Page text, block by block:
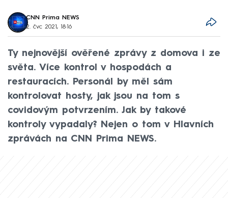
CNN Prima NEWS
2. čvc 2021, 18:16
Ty nejnovější ověřené zprávy z domova i ze
světa. Více kontrol v hospodách a
restauracích. Personál by měl sám
kontrolovat hosty, jak jsou na tom s
covidovým potvrzením. Jak by takové
kontroly vypadaly? Nejen o tom v Hlavních
zprávách na CNN Prima NEWS.